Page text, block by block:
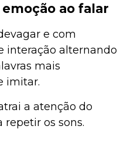
ao falar
e com
interação alternando
mais
imitar.
a atenção do
os sons.